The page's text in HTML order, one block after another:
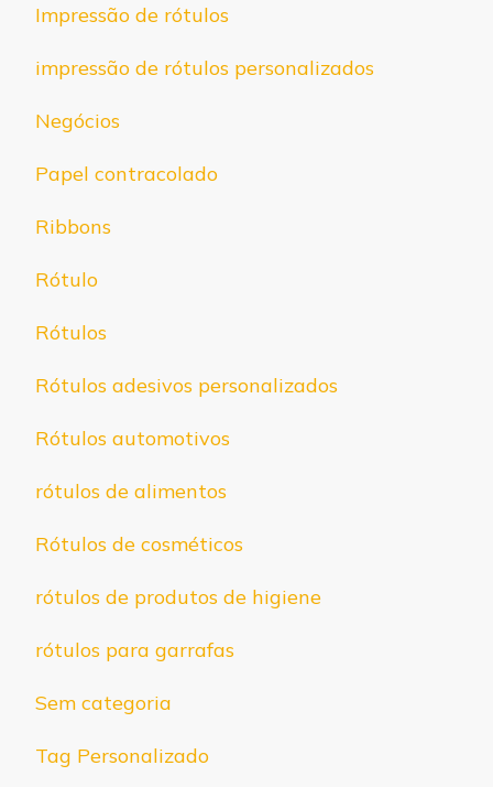
Impressão de rótulos
impressão de rótulos personalizados
Negócios
Papel contracolado
Ribbons
Rótulo
Rótulos
Rótulos adesivos personalizados
Rótulos automotivos
rótulos de alimentos
Rótulos de cosméticos
rótulos de produtos de higiene
rótulos para garrafas
Sem categoria
Tag Personalizado